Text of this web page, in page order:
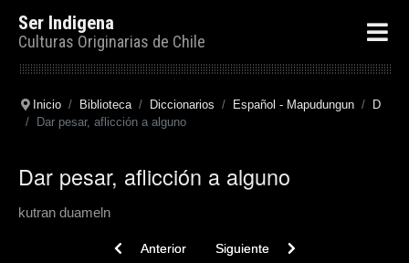
Ser Indigena
Culturas Originarias de Chile
Inicio Biblioteca Diccionarios Español - Mapudungun
D
Dar pesar, aflicción a alguno
Dar pesar, aflicción a alguno
kutran duameln
Previous article: Dar pasos. Marchar
Anterior Next article: Dar prisa. Apresurar
Siguiente